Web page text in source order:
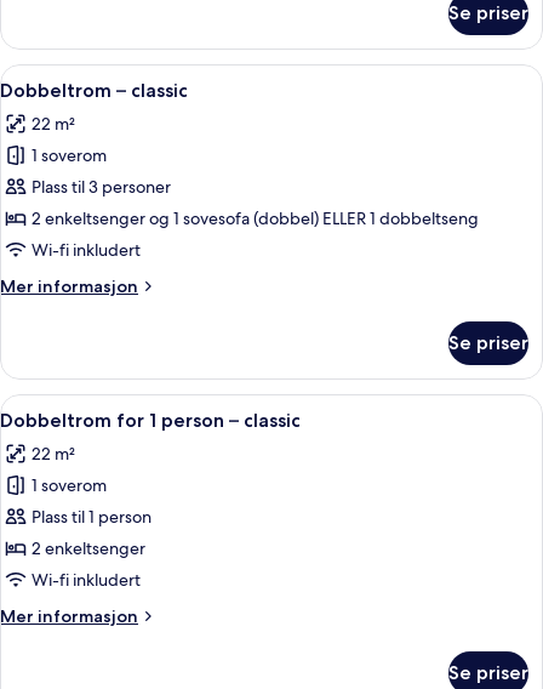
–
superior
Se priser
Åpne
alle
bildene
av
Dobbeltrom
–
classic
Minibar, skrivebord,
5
Dobbeltrom – classic
22 m²
1 soverom
Plass til 3 personer
2 enkeltsenger og 1 sovesofa (dobbel) ELLER 1 dobbeltseng
Wi-fi inkludert
Mer informasjon
Mer
–
classic
Se priser
Åpne
alle
bildene
av
Dobbeltrom
for
1
–
Minibar, skrivebord,
5
Dobbeltrom for 1 person – classic
22 m²
1 soverom
Plass til 1 person
2 enkeltsenger
Wi-fi inkludert
Mer informasjon
Mer
Se priser